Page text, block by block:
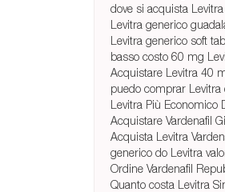
dove si acquista Levitra
Levitra generico
Levitra generico soft tab
basso costo 60 mg
Acquistare Levitra 40
puedo comprar
Levitra Più Economico
Acquistare Vardenafil
Acquista Levitra
generico do Levitra
Ordine Vardenafil
Quanto costa Levitra